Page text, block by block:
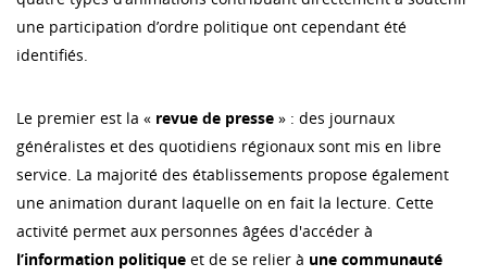
une participation d’ordre politique ont cependant été
identifiés.
Le premier est la « revue de presse » : des journaux
généralistes et des quotidiens régionaux sont mis en libre
service. La majorité des établissements propose également
une animation durant laquelle on en fait la lecture. Cette
activité permet aux personnes âgées d'accéder à
l’information politique et de se relier à une communauté